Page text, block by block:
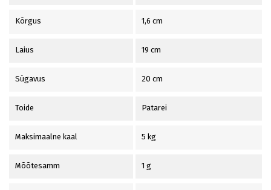
Kõrgus 1,6 cm
Laius 19 cm
Sügavus 20 cm
Toide Patarei
Maksimaalne kaal 5 kg
Mõõtesamm 1 g